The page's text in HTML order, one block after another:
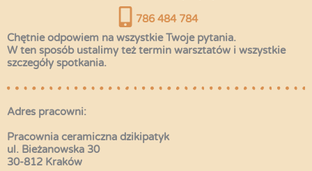
786 484 784
Chętnie odpowiem na wszystkie Twoje pytania.
W ten sposób ustalimy też termin warsztatów i wszystkie
szczegóły spotkania.
Adres pracowni:
Pracownia ceramiczna dzikipatyk
ul. Bieżanowska 30
30-812 Kraków